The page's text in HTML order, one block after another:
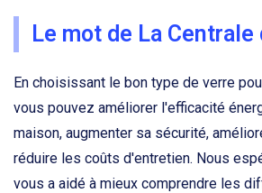
Le mot de La Centrale
En choisissant le bon type de verre
vous pouvez améliorer l'efficacité
maison, augmenter sa sécurité,
réduire les coûts d'entretien. Nous
vous a aidé à mieux comprendre les